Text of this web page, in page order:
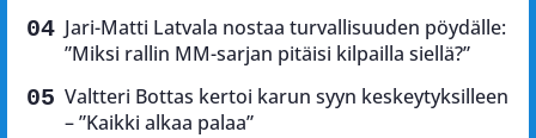
Jari-Matti Latvala nostaa turvallisuuden pöydälle:
”Miksi rallin MM-sarjan pitäisi kilpailla siellä?”
Valtteri Bottas kertoi karun syyn keskeytyksilleen
– ”Kaikki alkaa palaa”